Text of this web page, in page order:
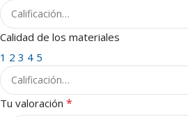
Calidad de los materiales
1 2 3 4 5
Tu valoración *